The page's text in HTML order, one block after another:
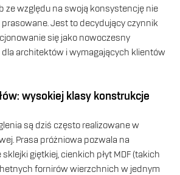
ze względu na swoją konsystencję nie
prasowane. Jest to decydujący czynnik
się jako nowoczesny
architektów i wymagających klientów
wysokiej klasy konstrukcje
są dziś często realizowane w
Prasa próżniowa pozwala na
giętkiej, cienkich płyt MDF (takich
fornirów wierzchnich w jednym